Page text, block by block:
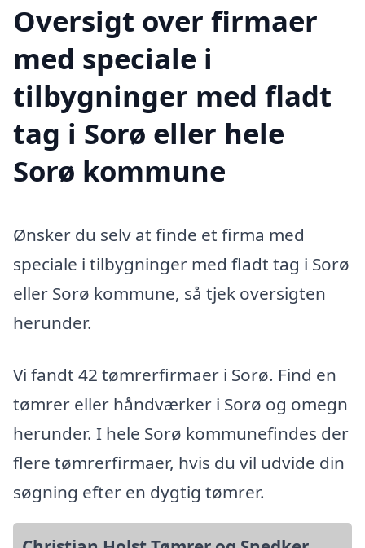
Oversigt over firmaer
med speciale i
tilbygninger med fladt
tag i Sorø eller hele
Sorø kommune
Ønsker du selv at finde et firma med
speciale i tilbygninger med fladt tag i Sorø
eller Sorø kommune, så tjek oversigten
herunder.
Vi fandt 42 tømrerfirmaer i Sorø. Find en
tømrer eller håndværker i Sorø og omegn
herunder. I hele Sorø kommunefindes der
flere tømrerfirmaer, hvis du vil udvide din
søgning efter en dygtig tømrer.